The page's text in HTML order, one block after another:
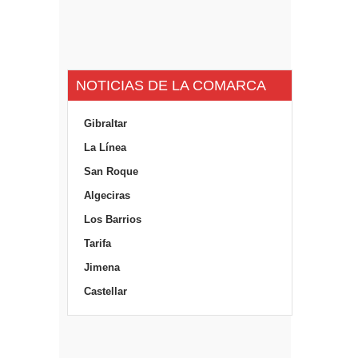
NOTICIAS DE LA COMARCA
Gibraltar
La Línea
San Roque
Algeciras
Los Barrios
Tarifa
Jimena
Castellar